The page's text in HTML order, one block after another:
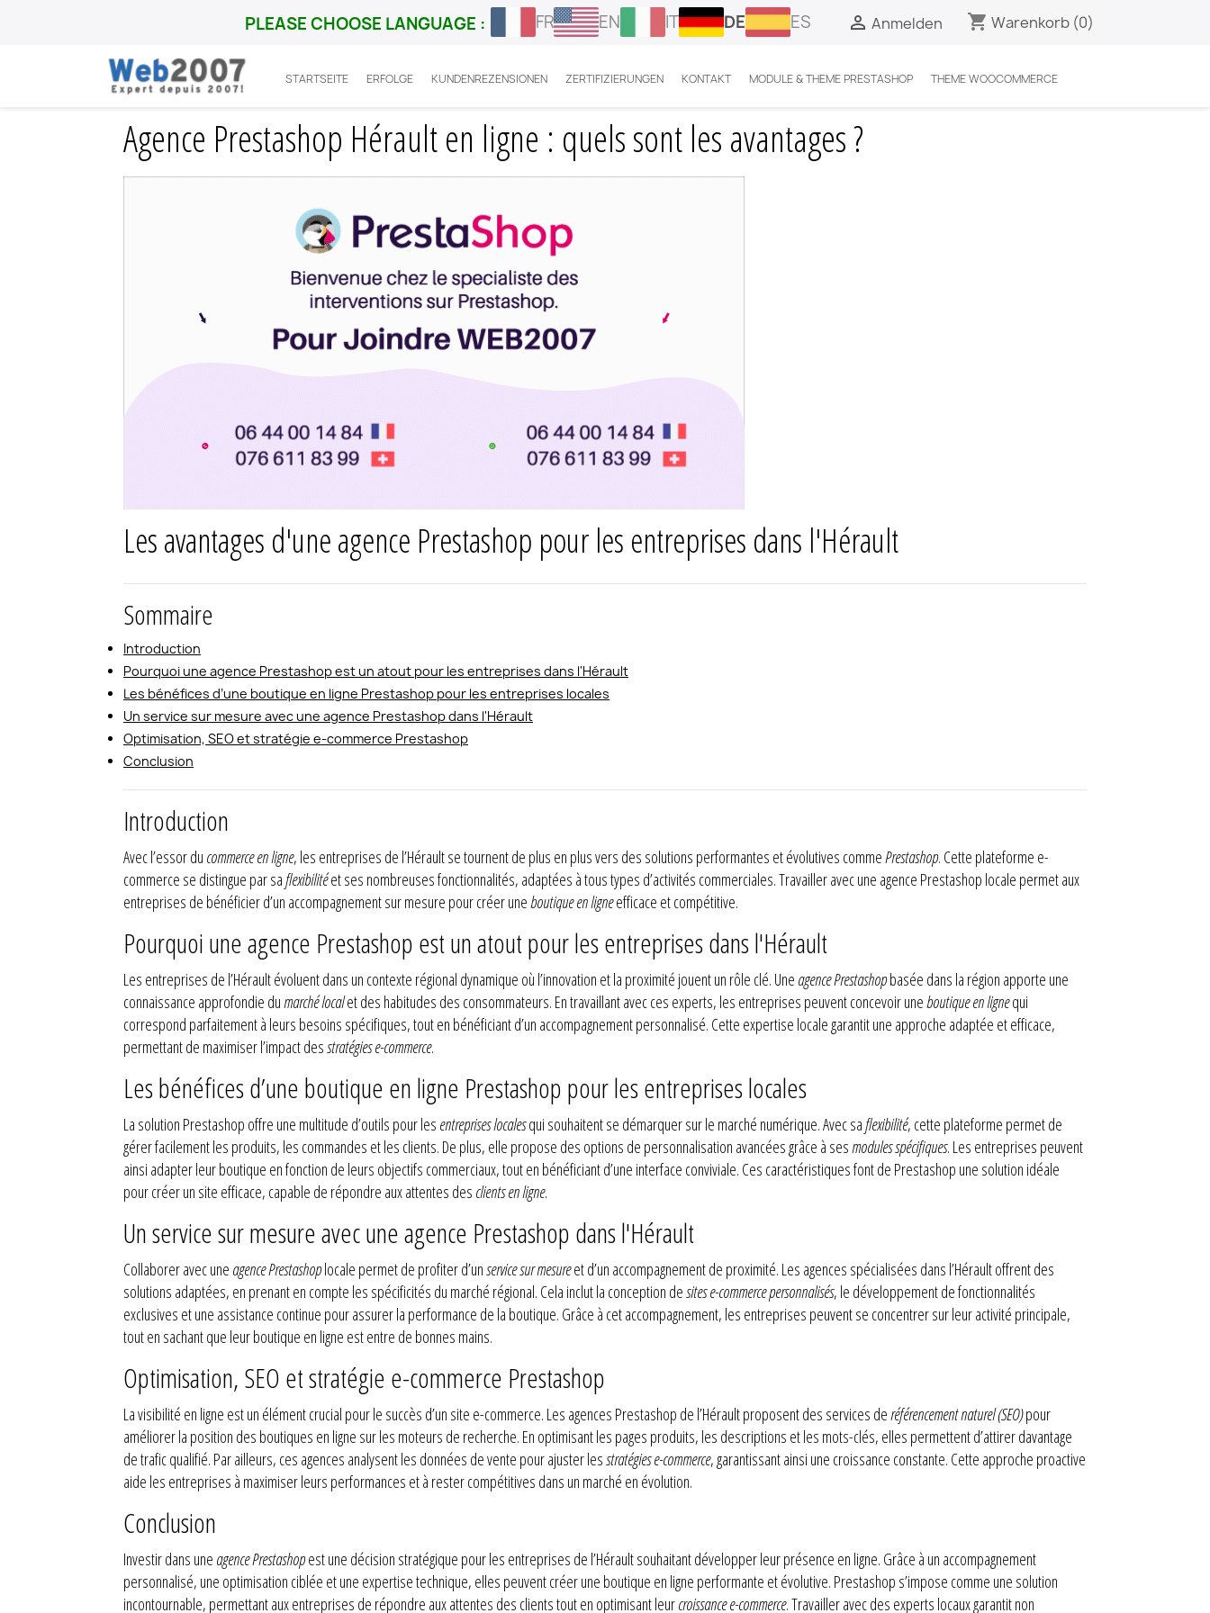
PLEASE CHOOSE LANGUAGE : FR EN IT DE ES  Anmelden shopping_cart Warenkorb (0)
STARTSEITE ERFOLGE KUNDENREZENSIONEN ZERTIFIZIERUNGEN KONTAKT MODULE & THEME PRESTASHOP THEME WOOCOMMERCE
Startseite Prestashop
Agence Prestashop Hérault en ligne : quels sont les avantages ?
Les avantages d'une agence Prestashop pour les entreprises dans l'Hérault
Sommaire
Introduction
Pourquoi une agence Prestashop est un atout pour les entreprises dans l'Hérault
Les bénéfices d’une boutique en ligne Prestashop pour les entreprises locales
Un service sur mesure avec une agence Prestashop dans l'Hérault
Optimisation, SEO et stratégie e-commerce Prestashop
Conclusion
Introduction
Avec l’essor du commerce en ligne, les entreprises de l’Hérault se tournent de plus en plus vers des solutions performantes et évolutives commePrestashop. Cette plateforme e-
commerce se distingue par saflexibilitéet ses nombreuses fonctionnalités, adaptées à tous types d’activités commerciales. Travailler avec une agence Prestashop locale permet aux
entreprises de bénéficier d’un accompagnement sur mesure pour créer uneboutique en ligneefficace et compétitive.
Pourquoi une agence Prestashop est un atout pour les entreprises dans l'Hérault
Les entreprises de l’Hérault évoluent dans un contexte régional dynamique où l’innovation et la proximité jouent un rôle clé. Une agence Prestashopbasée dans la région apporte une
connaissance approfondie dumarché localet des habitudes des consommateurs. En travaillant avec ces experts, les entreprises peuvent concevoir uneboutique en lignequi
correspond parfaitement à leurs besoins spécifiques, tout en bénéficiant d’un accompagnement personnalisé. Cette expertise locale garantit une approche adaptée et efficace,
permettant de maximiser l’impact desstratégies e-commerce.
Les bénéfices d’une boutique en ligne Prestashop pour les entreprises locales
La solution Prestashop offre une multitude d’outils pour les entreprises localesqui souhaitent se démarquer sur le marché numérique. Avec saflexibilité, cette plateforme permet de
gérer facilement les produits, les commandes et les clients. De plus, elle propose des options de personnalisation avancées grâce à sesmodules spécifiques. Les entreprises peuvent
ainsi adapter leur boutique en fonction de leurs objectifs commerciaux, tout en bénéficiant d’une interface conviviale. Ces caractéristiques font de Prestashop une solution idéale
pour créer un site efficace, capable de répondre aux attentes des clients en ligne.
Un service sur mesure avec une agence Prestashop dans l'Hérault
Collaborer avec une agence Prestashoplocale permet de profiter d’unservice sur mesureet d’un accompagnement de proximité. Les agences spécialisées dans l’Hérault offrent des
solutions adaptées, en prenant en compte les spécificités du marché régional. Cela inclut la conception desites e-commerce personnalisés, le développement de fonctionnalités
exclusives et une assistance continue pour assurer la performance de la boutique. Grâce à cet accompagnement, les entreprises peuvent se concentrer sur leur activité principale,
tout en sachant que leur boutique en ligne est entre de bonnes mains.
Optimisation, SEO et stratégie e-commerce Prestashop
La visibilité en ligne est un élément crucial pour le succès d’un site e-commerce. Les agences Prestashop de l’Hérault proposent des services deréférencement naturel (SEO)pour
améliorer la position des boutiques en ligne sur les moteurs de recherche. En optimisant les pages produits, les descriptions et les mots-clés, elles permettent d’attirer davantage
de trafic qualifié. Par ailleurs, ces agences analysent les données de vente pour ajuster lesstratégies e-commerce, garantissant ainsi une croissance constante. Cette approche proactive
aide les entreprises à maximiser leurs performances et à rester compétitives dans un marché en évolution.
Conclusion
Investir dans une agence Prestashopest une décision stratégique pour les entreprises de l’Hérault souhaitant développer leur présence en ligne. Grâce à un accompagnement
personnalisé, une optimisation ciblée et une expertise technique, elles peuvent créer une boutique en ligne performante et évolutive. Prestashop s’impose comme une solution
incontournable, permettant aux entreprises de répondre aux attentes des clients tout en optimisant leurcroissance e-commerce. Travailler avec des experts locaux garantit non